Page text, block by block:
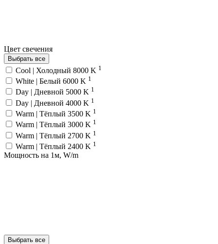
Цвет свечения
Выбрать все
Cool | Холодный 8000 K 1
White | Белый 6000 K 1
Day | Дневной 5000 K 1
Day | Дневной 4000 K 1
Warm | Тёплый 3500 K 1
Warm | Тёплый 3000 K 1
Warm | Тёплый 2700 K 1
Warm | Тёплый 2400 K 1
Мощность на 1м, W/m
Выбрать все